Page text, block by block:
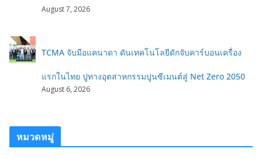
August 7, 2026
TCMA จับมือแคนาดา ดันเทคโนโลยีดักจับคาร์บอนเครื่อง
แรกในไทย ปูทางอุตสาหกรรมปูนซีเมนต์สู่ Net Zero 2050
August 6, 2026
หมวดหมู่